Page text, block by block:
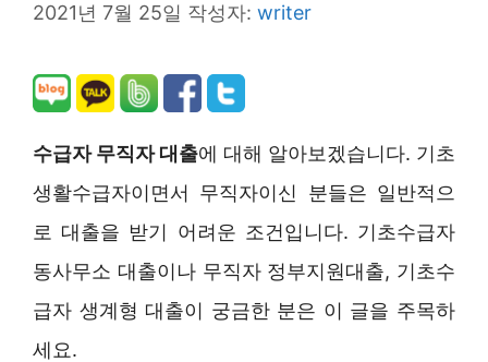
2021년 7월 25일 작성자: writer
수급자 무직자 대출에 대해 알아보겠습니다. 기초
생활수급자이면서 무직자이신 분들은 일반적으
로 대출을 받기 어려운 조건입니다. 기초수급자
동사무소 대출이나 무직자 정부지원대출, 기초수
급자 생계형 대출이 궁금한 분은 이 글을 주목하
세요.